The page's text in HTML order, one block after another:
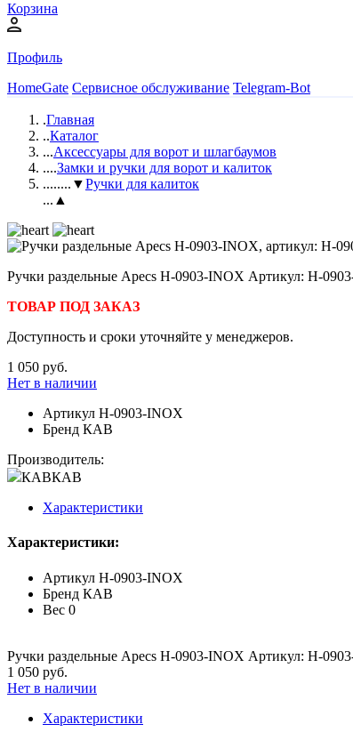
Корзина
Профиль
HomeGate Сервисное обслуживание Telegram-Bot
.Главная
..Каталог
...Аксессуары для ворот и шлагбаумов
....Замки и ручки для ворот и калиток
........▼Ручки для калиток
...▲
Ручки раздельные Apecs H-0903-INOX Артикул: H-
ТОВАР ПОД ЗАКАЗ
Доступность и сроки уточняйте у менеджеров.
1 050 руб.
Нет в наличии
Артикул H-0903-INOX
Бренд КАВ
Производитель:
КАВКАВ
Характеристики
Характеристики:
Артикул H-0903-INOX
Бренд КАВ
Вес 0
Ручки раздельные Apecs H-0903-INOX Артикул: H-
1 050 руб.
Нет в наличии
Характеристики